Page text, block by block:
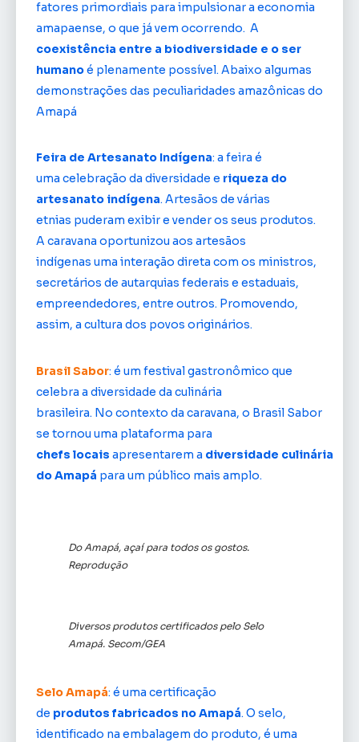
fatores primordiais para impulsionar a economia
amapaense, o que já vem ocorrendo. A
coexistência entre a biodiversidade e o ser
humanoé plenamente possível. Abaixo algumas
demonstrações das peculiaridades amazônicas do
Amapá
Feira de Artesanato Indígena: a feira é
uma celebração da diversidade e riqueza do
artesanato indígena. Artesãos de várias
etnias puderam exibir e vender os seus produtos.
A caravana oportunizou aos artesãos
indígenas uma interação direta com os ministros,
secretários de autarquias federais e estaduais,
empreendedores, entre outros. Promovendo,
assim, a cultura dos povos originários.
Brasil Sabor: é um festival gastronômico que
celebra a diversidade da culinária
brasileira. No contexto da caravana, o Brasil Sabor
se tornou uma plataforma para
chefs locais apresentarem a diversidade culinária
do Amapá para um público mais amplo.
Do Amapá, açaí para todos os gostos.
Reprodução
Diversos produtos certificados pelo Selo
Amapá. Secom/GEA
Selo Amapá: é uma certificação
de produtos fabricados no Amapá. O selo,
identificado na embalagem do produto, é uma